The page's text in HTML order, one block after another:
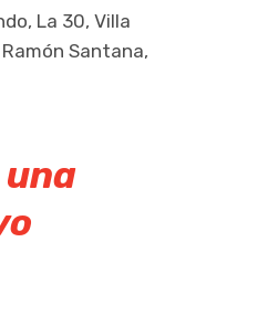
La 30, Villa
Santana,
una